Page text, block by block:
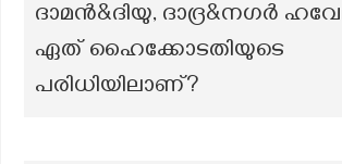
ദാമൻ&ദിയു, ദാദ്ര&നഗർ
ഏത് ഹൈക്കോടതിയുടെ
പരിധിയിലാണ്?